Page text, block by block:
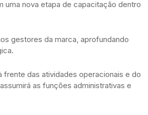
uma nova etapa de capacitação dentro
gestores da marca, aprofundando
frente das atividades operacionais e do
as funções administrativas e